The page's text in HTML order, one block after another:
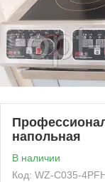
напольная
В наличии
Код: WZ-C035-